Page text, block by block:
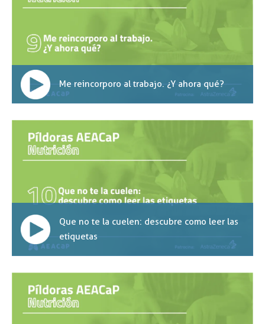
Me reincorporo al trabajo. ¿Y ahora qué?
Que no te la cuelen: descubre como leer las
etiquetas